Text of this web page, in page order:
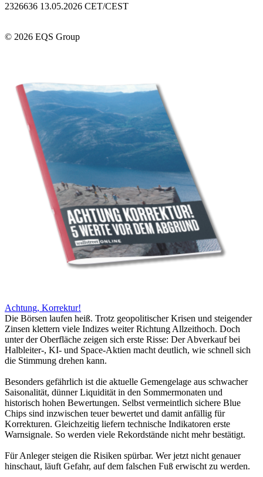
2326636 13.05.2026 CET/CEST
© 2026 EQS Group
Achtung, Korrektur!
Die Börsen laufen heiß. Trotz geopolitischer Krisen und steigender
Zinsen klettern viele Indizes weiter Richtung Allzeithoch. Doch
unter der Oberfläche zeigen sich erste Risse: Der Abverkauf bei
Halbleiter-, KI- und Space-Aktien macht deutlich, wie schnell sich
die Stimmung drehen kann.
Besonders gefährlich ist die aktuelle Gemengelage aus schwacher
Saisonalität, dünner Liquidität in den Sommermonaten und
historisch hohen Bewertungen. Selbst vermeintlich sichere Blue
Chips sind inzwischen teuer bewertet und damit anfällig für
Korrekturen. Gleichzeitig liefern technische Indikatoren erste
Warnsignale. So werden viele Rekordstände nicht mehr bestätigt.
Für Anleger steigen die Risiken spürbar. Wer jetzt nicht genauer
hinschaut, läuft Gefahr, auf dem falschen Fuß erwischt zu werden.